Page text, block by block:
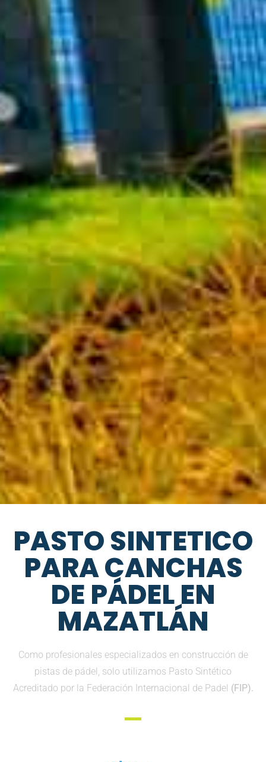
PASTO SINTETICO
PARA CANCHAS
DE PÁDEL EN
MAZATLÁN
Como profesionales especializados en construcción de
pistas de pádel, solo utilizamos Pasto Sintético
Acreditado por la Federación Internacional de Padel (FIP).